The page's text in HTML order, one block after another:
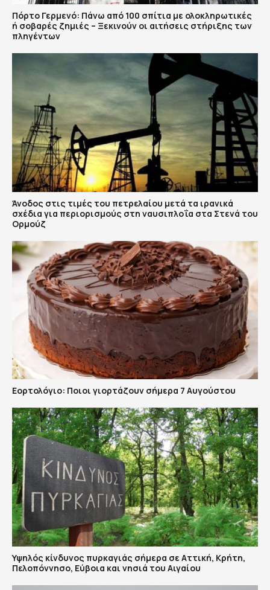
Πόρτο Γερμενό: Πάνω από 100 σπίτια με ολοκληρωτικές
ή σοβαρές ζημιές – Ξεκινούν οι αιτήσεις στήριξης των
πληγέντων
Άνοδος στις τιμές του πετρελαίου μετά τα ιρανικά
σχέδια για περιορισμούς στη ναυσιπλοΐα στα Στενά του
Ορμούζ
Εορτολόγιο: Ποιοι γιορτάζουν σήμερα 7 Αυγούστου
Υψηλός κίνδυνος πυρκαγιάς σήμερα σε Αττική, Κρήτη,
Πελοπόννησο, Εύβοια και νησιά του Αιγαίου